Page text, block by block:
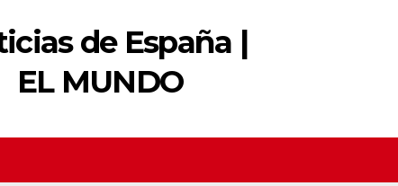
de España |
EL MUNDO